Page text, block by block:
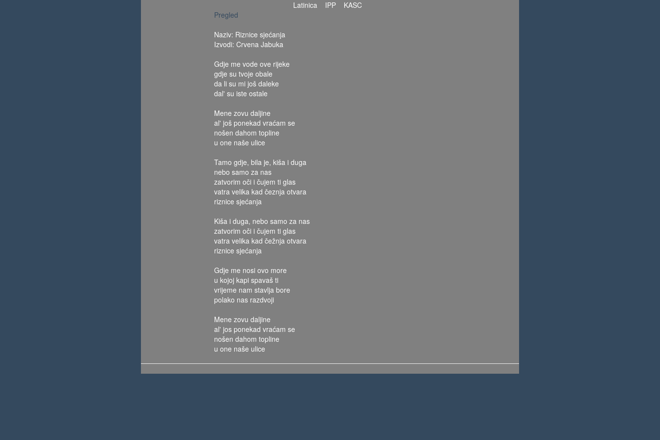
Latinica IPP
KASC
Pregled
Naziv: Riznice sjećanja
Izvodi: Crvena Jabuka
Gdje me vode ove rijeke
gdje su tvoje obale
da li su mi još daleke
dal' su iste ostale
Mene zovu daljine
al' još ponekad vraćam se
nošen dahom topline
u one naše ulice
Tamo gdje, bila je, kiša i duga
nebo samo za nas
zatvorim oči i čujem ti glas
vatra velika kad čeznja otvara
riznice sjećanja
Kiša i duga, nebo samo za nas
zatvorim oči i čujem ti glas
vatra velika kad čežnja otvara
riznice sjećanja
Gdje me nosi ovo more
u kojoj kapi spavaš ti
vrijeme nam stavlja bore
polako nas razdvoji
Mene zovu daljine
al' jos ponekad vraćam se
nošen dahom topline
u one naše ulice